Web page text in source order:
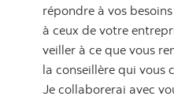
répondre à vos
à ceux de votre
veiller à ce que vous
la conseillère qui vous
Je collaborerai avec